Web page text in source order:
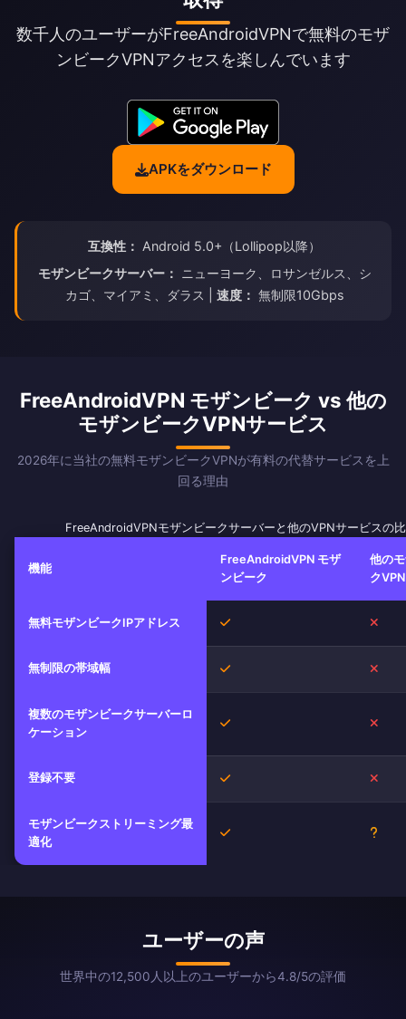
数千人のユーザーがFreeAndroidVPNで無料のモザ
ンビークVPNアクセスを楽しんでいます
APKをダウンロード
互換性： Android 5.0+（Lollipop以降）
モザンビークサーバー：
ニューヨーク、ロサンゼルス、シ
カゴ、マイアミ、ダラス | 速度： 無制限10Gbps
FreeAndroidVPN モザンビーク vs 他の
モザンビークVPNサービス
2026年に当社の無料モザンビークVPNが有料の代替サービスを上
回る理由
FreeAndroidVPNモザンビークサーバーと他のVPNサービスの
機能
FreeAndroidVPN モザ
ンビーク
他の
クVPN
無料モザンビークIPアドレス はい
無制限の帯域幅 はい
複数のモザンビークサーバーロ
ケーション
はい
登録不要 はい
モザンビークストリーミング最
適化
はい
ユーザーの声
世界中の12,500人以上のユーザーから4.8/5の評価